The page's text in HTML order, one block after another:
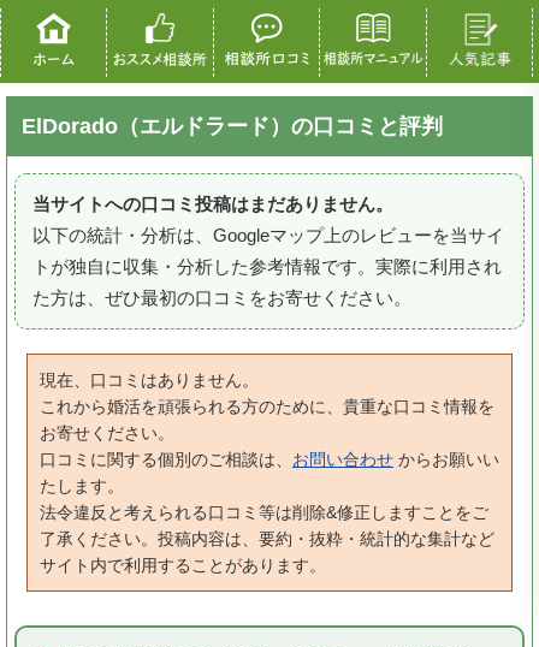
ElDorado（エルドラード）の口コミと評判
当サイトへの口コミ投稿はまだありません。
以下の統計・分析は、Googleマップ上のレビューを当サイ
トが独自に収集・分析した参考情報です。実際に利用され
た方は、ぜひ最初の口コミをお寄せください。
現在、口コミはありません。
これから婚活を頑張られる方のために、貴重な口コミ情報を
お寄せください。
口コミに関する個別のご相談は、 お問い合わせ からお願いい
たします。
法令違反と考えられる口コミ等は削除&修正しますことをご
了承ください。投稿内容は、要約・抜粋・統計的な集計など
サイト内で利用することがあります。